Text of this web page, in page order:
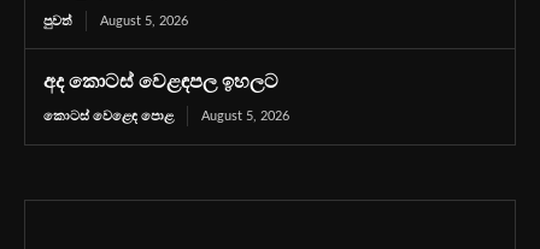
පුවත් August 5, 2026
අද කොටස් වෙළඳපල ඉහලට
කොටස් වෙළෙඳ පොළ August 5, 2026